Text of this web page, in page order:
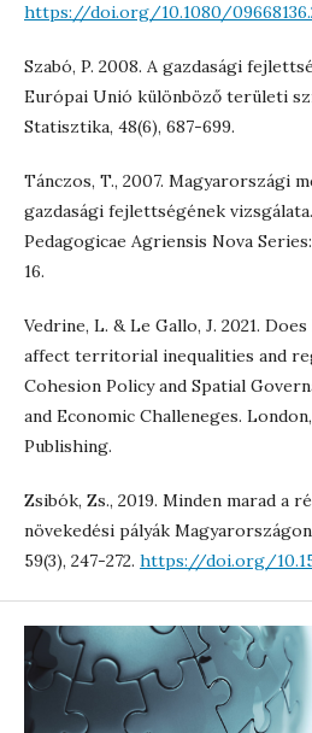
https://doi.org/10.1080/
Szabó, P. 2008. A gazdasági
Európai Unió különböző területi
Statisztika, 48(6), 687-699.
Tánczos, T., 2007. Magyarországi
gazdasági fejlettségének
Pedagogicae Agriensis Nova
16.
Vedrine, L. & Le Gallo, J. 2021.
affect territorial inequalities and
Cohesion Policy and Spatial
and Economic Challeneges.
Publishing.
Zsibók, Zs., 2019. Minden marad a
növekedési pályák
59(3), 247-272. https://doi.org/